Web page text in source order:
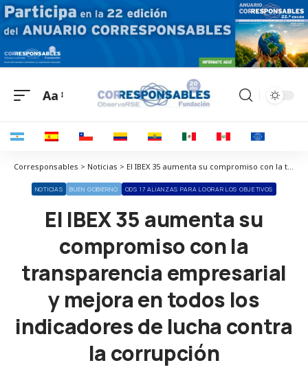
Aa
Corresponsables > Noticias > El IBEX 35 aumenta su compromiso con la transparencia empresarial y mejora en todos los indicadores de lucha contra la corrupción
NOTICIAS BUEN GOBIERNO ODS 17 ALIANZAS PARA LOGRAR LOS OBJETIVOS
El IBEX 35 aumenta su
compromiso con la
transparencia empresarial
y mejora en todos los
indicadores de lucha contra
la corrupción